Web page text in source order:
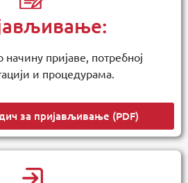
пријаве, потребној
и процедурама.
за пријављивање (PDF)